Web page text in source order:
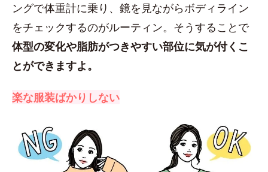
ングで体重計に乗り、鏡を見ながらボディライン
をチェックするのがルーティン。そうすることで
体型の変化や脂肪がつきやすい部位に気が付くこ
とができますよ。
楽な服装ばかりしない